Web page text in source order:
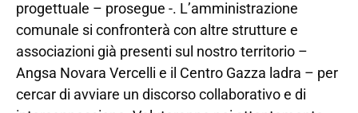
progettuale – prosegue -. L’amministrazione
comunale si confronterà con altre strutture e
associazioni già presenti sul nostro territorio –
Angsa Novara Vercelli e il Centro Gazza ladra – per
cercar di avviare un discorso collaborativo e di